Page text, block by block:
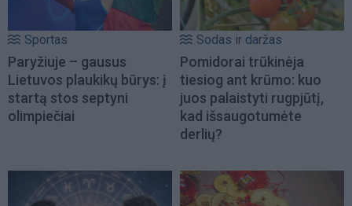
Sportas
Paryžiuje – gausus
Lietuvos plaukikų būrys: į
startą stos septyni
olimpiečiai
Sodas ir daržas
Pomidorai trūkinėja
tiesiog ant krūmo: kuo
juos palaistyti rugpjūtį,
kad išsaugotumėte
derlių?